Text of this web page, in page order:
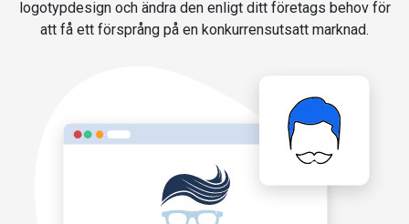
logotypdesign och ändra den enligt ditt företags behov för
att få ett försprång på en konkurrensutsatt marknad.